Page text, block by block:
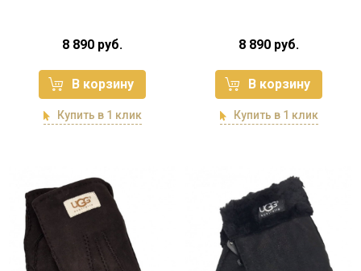
8 890 руб.
В корзину
Купить в 1 клик
8 890 руб.
В корзину
Купить в 1 клик